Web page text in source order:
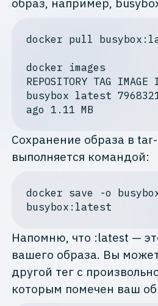
docker pull busybox
docker images
REPOSITORY TAG IMAGE
busybox latest
ago 1 .11 MB
Сохранение образа в
выполняется командой:
docker save -o
busybox :latest
Напомню, что :latest —
вашего образа. Вы
другой тег с
которым помечен ваш